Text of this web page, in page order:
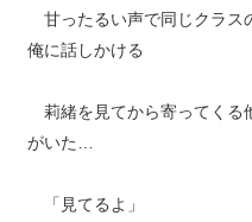
甘ったるい声で同じクラス
俺に話しかける
莉緒を見てから寄ってくる
がいた…
「見てるよ」